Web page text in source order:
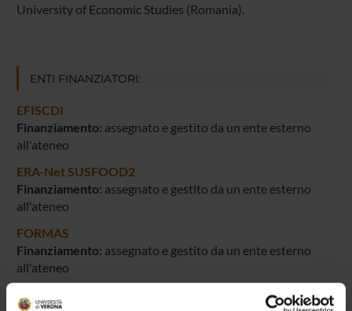
University of Economic Studies (Romania).
ENTI FINANZIATORI:
EFISCDI
Finanziamento: assegnato e gestito da un ente esterno
all'ateneo
ERA-Net SUSFOOD2
Finanziamento: assegnato e gestito da un ente esterno
all'ateneo
FORMAS
Finanziamento: assegnato e gestito da un ente esterno
all'ateneo
MIUR